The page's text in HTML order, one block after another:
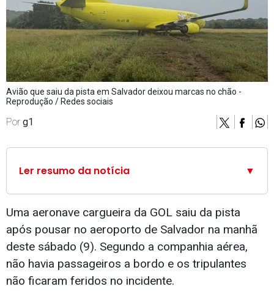
Avião que saiu da pista em Salvador deixou marcas no chão -
Reprodução / Redes sociais
Por g1
Ler resumo da notícia ▼
Uma aeronave cargueira da GOL saiu da pista
após pousar no aeroporto de Salvador na manhã
deste sábado (9). Segundo a companhia aérea,
não havia passageiros a bordo e os tripulantes
não ficaram feridos no incidente.